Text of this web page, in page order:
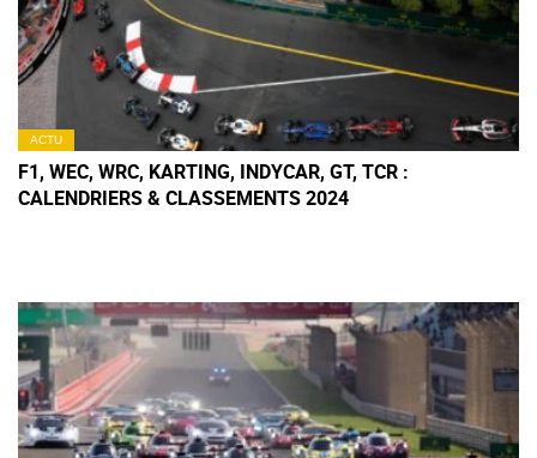
ACTU
F1, WEC, WRC, KARTING, INDYCAR, GT, TCR :
CALENDRIERS & CLASSEMENTS 2024